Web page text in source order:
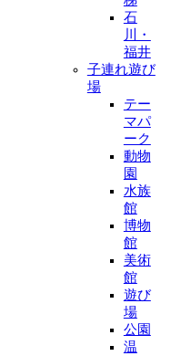
石
川・
福井
子連れ遊び
場
テー
マパ
ーク
動物
園
水族
館
博物
館
美術
館
遊び
場
公園
温